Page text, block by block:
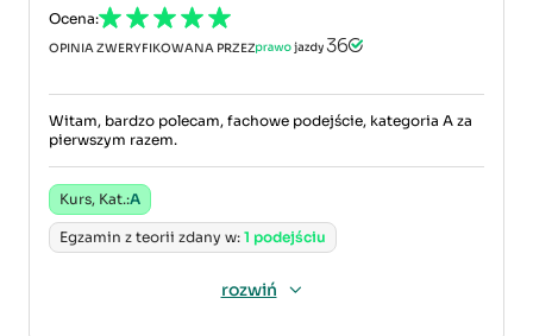
Ocena:
OPINIA ZWERYFIKOWANA PRZEZ
Witam, bardzo polecam, fachowe podejście, kategoria A za
pierwszym razem.
Kurs, Kat.:A
Egzamin z teorii zdany w: 1 podejściu
rozwiń